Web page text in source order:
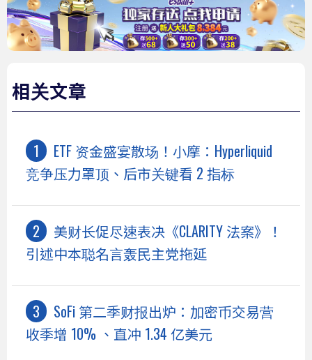
相关文章
ETF 资金盛宴散场！小摩：Hyperliquid
竞争压力罩顶、后市关键看 2 指标
美财长促尽速表决《CLARITY 法案》！
引述中本聪名言轰民主党拖延
SoFi 第二季财报出炉：加密币交易营
收季增 10% 、直冲 1.34 亿美元